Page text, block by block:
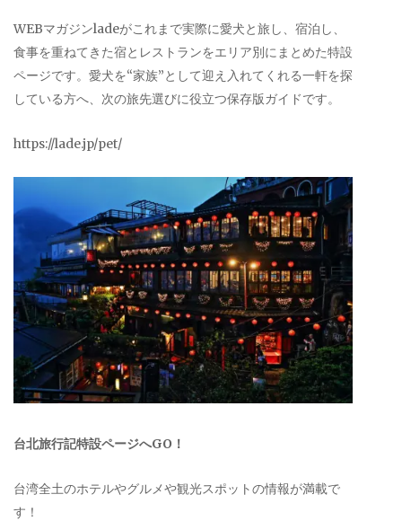
WEBマガジンladeがこれまで実際に愛犬と旅し、宿泊し、
食事を重ねてきた宿とレストランをエリア別にまとめた特設
ページです。愛犬を“家族”として迎え入れてくれる一軒を探
している方へ、次の旅先選びに役立つ保存版ガイドです。
https://lade.jp/pet/
台北旅行記特設ページへGO！
台湾全土のホテルやグルメや観光スポットの情報が満載で
す！